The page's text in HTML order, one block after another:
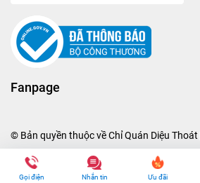
Fanpage
© Bản quyền thuộc vềChỉ Quán Diệu Thoát
Gọi điện Nhắn tin Ưu đãi